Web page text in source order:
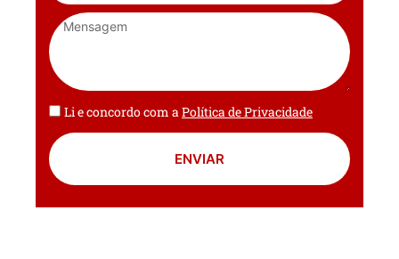
Li e concordo com aPolítica de Privacidade
ENVIAR